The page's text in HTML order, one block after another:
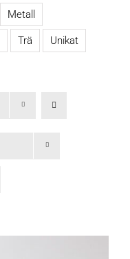
Metall
Trä Unikat